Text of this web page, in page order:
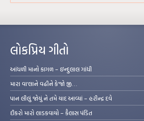
લોકપ્રિય ગીતો
આંધળી માનો કાગળ – ઇન્દુલાલ ગાંધી
મારા વા’લાને વઢીને કે’જો જી…
પાન લીલું જોયું ને તમે યાદ આવ્યાં – હરીન્દ્ર દવે
દીકરો મારો લાડકવાયો – કૈલાસ પંડિત